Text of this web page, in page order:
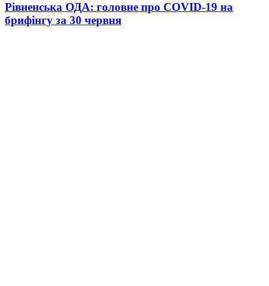
Рівненська ОДА: головне про COVID-19 на
брифінгу за 30 червня